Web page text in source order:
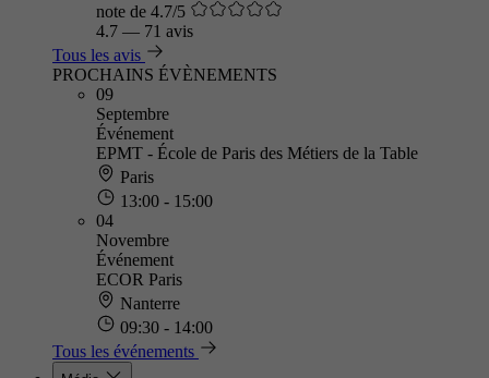
note de 4.7/5
4.7 — 71 avis
Tous les avis
PROCHAINS ÉVÈNEMENTS
09
Septembre
Événement
EPMT - École de Paris des Métiers de la Table
Paris
13:00 - 15:00
04
Novembre
Événement
ECOR Paris
Nanterre
09:30 - 14:00
Tous les événements